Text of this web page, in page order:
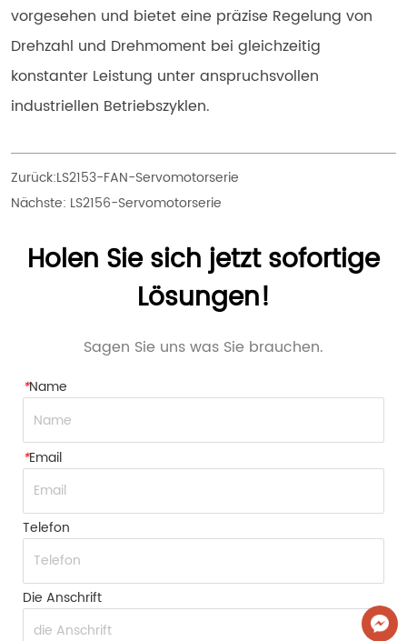
vorgesehen und bietet eine präzise Regelung von
Drehzahl und Drehmoment bei gleichzeitig
konstanter Leistung unter anspruchsvollen
industriellen Betriebszyklen.
Zurück:LS2153-FAN-Servomotorserie
Nächste: LS2156-Servomotorserie
Holen Sie sich jetzt sofortige
Lösungen!
Sagen Sie uns was Sie brauchen.
*Name
*Email
Telefon
Die Anschrift